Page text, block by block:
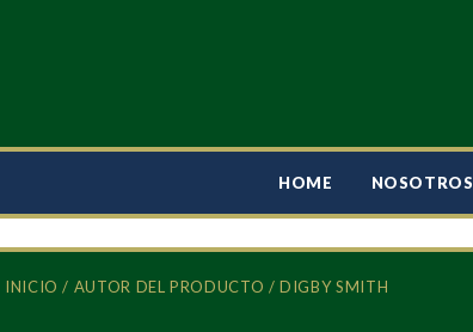
HOME NOSOTROS
INICIO / AUTOR DEL PRODUCTO / DIGBY SMITH